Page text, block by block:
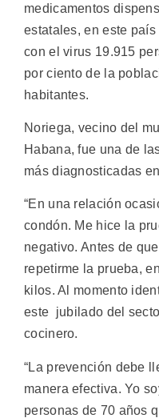
medicamentos
estatales, en este
con el virus 19.915
por ciento de la
habitantes.
Noriega, vecino del
Habana, fue una de
más diagnosticadas
“En una relación
condón. Me hice la
negativo. Antes de
repetirme la prueba,
kilos. Al momento
este jubilado del
cocinero.
“La prevención debe
manera efectiva. Yo
personas de 70 años